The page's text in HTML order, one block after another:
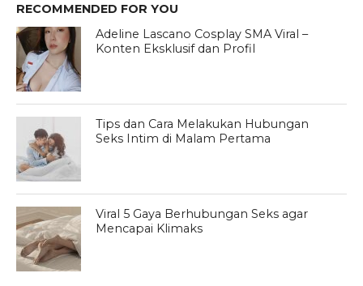
RECOMMENDED FOR YOU
Adeline Lascano Cosplay SMA Viral –
Konten Eksklusif dan Profil
Tips dan Cara Melakukan Hubungan
Seks Intim di Malam Pertama
Viral 5 Gaya Berhubungan Seks agar
Mencapai Klimaks